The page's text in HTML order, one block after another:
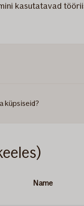
kasutatavad
küpsiseid?
Name